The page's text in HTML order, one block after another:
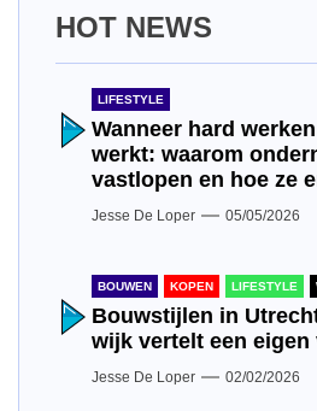
HOT NEWS
LIFESTYLE
Wanneer hard
werkt: waarom
vastlopen en hoe ze
Jesse De Loper 05/05/2026
BOUWEN KOPEN LIFESTYLE
Bouwstijlen in
wijk vertelt een eigen
Jesse De Loper 02/02/2026